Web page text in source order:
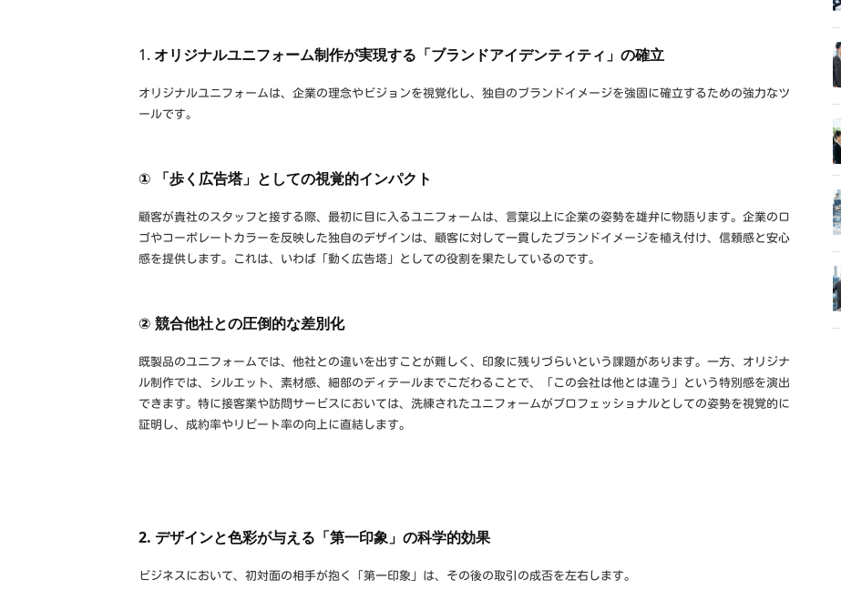
1. オリジナルユニフォーム制作が実現する「ブランドアイデンティティ」の確立
オリジナルユニフォームは、企業の理念やビジョンを視覚化し、独自のブランドイメージを強固に確立するための強力なツ
ールです。
① 「歩く広告塔」としての視覚的インパクト
顧客が貴社のスタッフと接する際、最初に目に入るユニフォームは、言葉以上に企業の姿勢を雄弁に物語ります。企業のロ
ゴやコーポレートカラーを反映した独自のデザインは、顧客に対して一貫したブランドイメージを植え付け、信頼感と安心
感を提供します。これは、いわば「動く広告塔」としての役割を果たしているのです。
② 競合他社との圧倒的な差別化
既製品のユニフォームでは、他社との違いを出すことが難しく、印象に残りづらいという課題があります。一方、オリジナ
ル制作では、シルエット、素材感、細部のディテールまでこだわることで、「この会社は他とは違う」という特別感を演出
できます。特に接客業や訪問サービスにおいては、洗練されたユニフォームがプロフェッショナルとしての姿勢を視覚的に
証明し、成約率やリピート率の向上に直結します。
2. デザインと色彩が与える「第一印象」の科学的効果
ビジネスにおいて、初対面の相手が抱く「第一印象」は、その後の取引の成否を左右します。